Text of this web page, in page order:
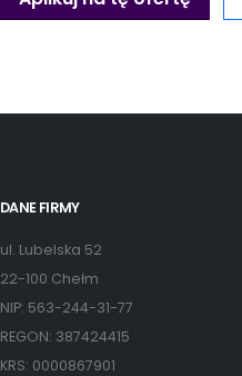
DANE FIRMY
ul. Lubelska 52
22-100 Chełm
NIP: 563-244-31-77
REGON: 387424415
KRS: 0000867901